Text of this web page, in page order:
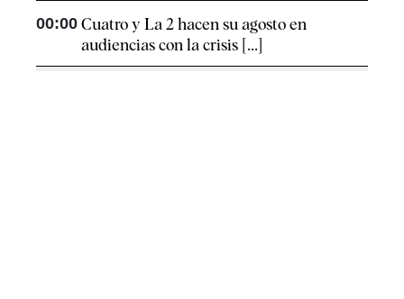
00:00 Cuatro y La 2 hacen su agosto en
audiencias con la crisis [...]